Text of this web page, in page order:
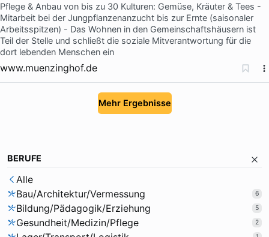
Pflege & Anbau von bis zu 30 Kulturen: Gemüse, Kräuter & Tees -
Mitarbeit bei der Jungpflanzenanzucht bis zur Ernte (saisonaler
Arbeitsspitzen) - Das Wohnen in den Gemeinschaftshäusern ist
Teil der Stelle und schließt die soziale Mitverantwortung für die
dort lebenden Menschen ein
www.muenzinghof.de
Mehr Ergebnisse
BERUFE
Alle
Bau/Architektur/Vermessung
6
Bildung/Pädagogik/Erziehung 5
Gesundheit/Medizin/Pflege 2